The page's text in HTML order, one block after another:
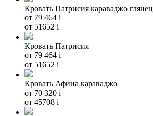
Кровать Патрисия караваджо глянец
от 79 464 i
от 51652 i
Кровать Патрисия
от 79 464 i
от 51652 i
Кровать Афина караваджо
от 70 320 i
от 45708 i